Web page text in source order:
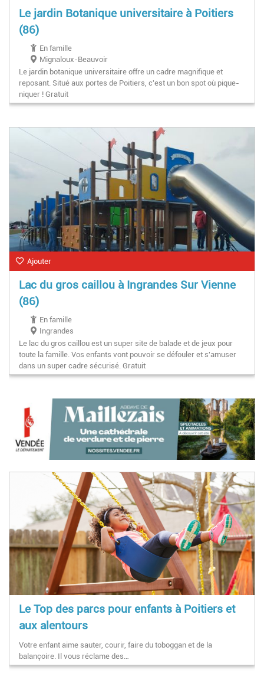
Le jardin Botanique universitaire à Poitiers
(86)
En famille
Mignaloux-Beauvoir
Le jardin botanique universitaire offre un cadre magnifique et
reposant. Situé aux portes de Poitiers, c'est un bon spot où pique-
niquer ! Gratuit
Ajouter
Lac du gros caillou à Ingrandes Sur Vienne
(86)
En famille
Ingrandes
Le lac du gros caillou est un super site de balade et de jeux pour
toute la famille. Vos enfants vont pouvoir se défouler et s'amuser
dans un super cadre sécurisé. Gratuit
Le Top des parcs pour enfants à Poitiers et
aux alentours
Votre enfant aime sauter, courir, faire du toboggan et de la
balançoire. Il vous réclame des…